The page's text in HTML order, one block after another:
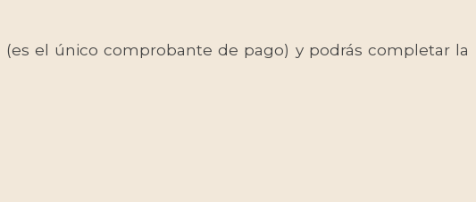
el único comprobante de pago) y podrás completar la